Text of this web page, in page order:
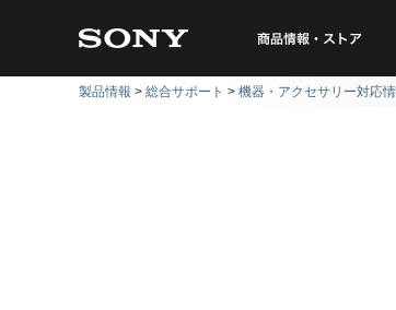
商品情報・ストア
製品情報 総合サポート 機器・アクセサリー対応